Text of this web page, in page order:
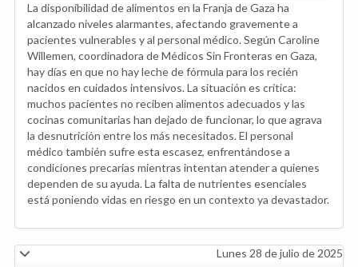
La disponibilidad de alimentos en la Franja de Gaza ha
alcanzado niveles alarmantes, afectando gravemente a
pacientes vulnerables y al personal médico. Según Caroline
Willemen, coordinadora de Médicos Sin Fronteras en Gaza,
hay días en que no hay leche de fórmula para los recién
nacidos en cuidados intensivos. La situación es crítica:
muchos pacientes no reciben alimentos adecuados y las
cocinas comunitarias han dejado de funcionar, lo que agrava
la desnutrición entre los más necesitados. El personal
médico también sufre esta escasez, enfrentándose a
condiciones precarias mientras intentan atender a quienes
dependen de su ayuda. La falta de nutrientes esenciales
está poniendo vidas en riesgo en un contexto ya devastador.
Lunes 28 de julio de 2025